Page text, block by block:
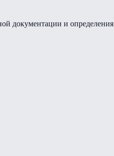
документации и определения